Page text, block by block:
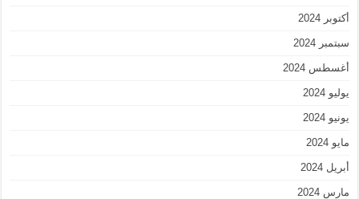
أكتوبر 2024
سبتمبر 2024
أغسطس 2024
يوليو 2024
يونيو 2024
مايو 2024
أبريل 2024
مارس 2024